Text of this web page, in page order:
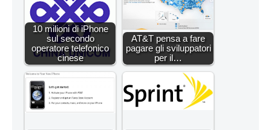
10 milioni di iPhone
sul secondo
operatore telefonico
cinese
AT&T pensa a fare
pagare gli sviluppatori
per il…